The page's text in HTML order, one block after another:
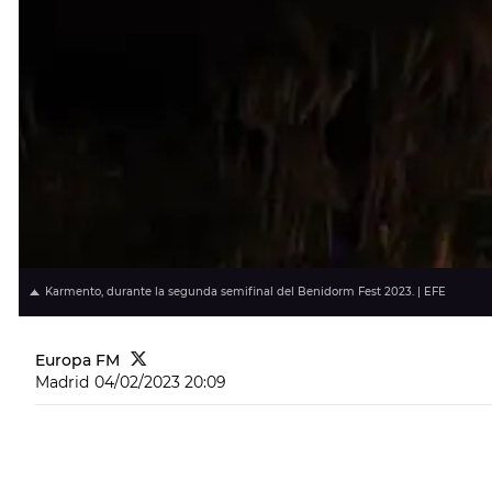
Karmento, durante la segunda semifinal del Benidorm Fest 2023. | EFE
Europa FM
Madrid 04/02/2023 20:09